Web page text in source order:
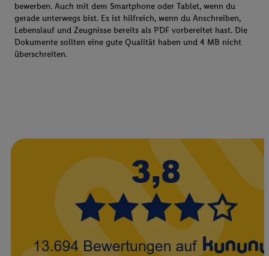
bewerben. Auch mit dem Smartphone oder Tablet, wenn du
gerade unterwegs bist. Es ist hilfreich, wenn du Anschreiben,
Lebenslauf und Zeugnisse bereits als PDF vorbereitet hast. Die
Dokumente sollten eine gute Qualität haben und 4 MB nicht
überschreiten.